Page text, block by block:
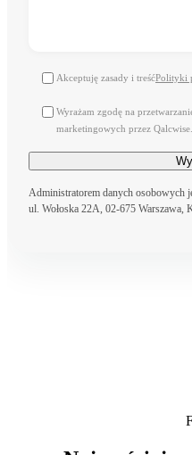
Akceptuję zasady i treśćPolityki
Wyrażam zgodę na
marketingowych przez
Administratorem danych osobowych
ul. Wołoska 22A, 02-675